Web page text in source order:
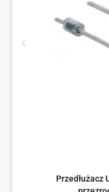
Przedłużacz